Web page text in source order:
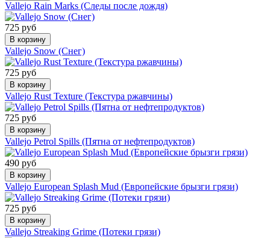
Vallejo Rain Marks (Следы после дождя)
725 руб
В корзину
Vallejo Snow (Снег)
725 руб
В корзину
Vallejo Rust Texture (Текстура ржавчины)
725 руб
В корзину
Vallejo Petrol Spills (Пятна от нефтепродуктов)
490 руб
В корзину
Vallejo European Splash Mud (Европейские брызги грязи)
725 руб
В корзину
Vallejo Streaking Grime (Потеки грязи)